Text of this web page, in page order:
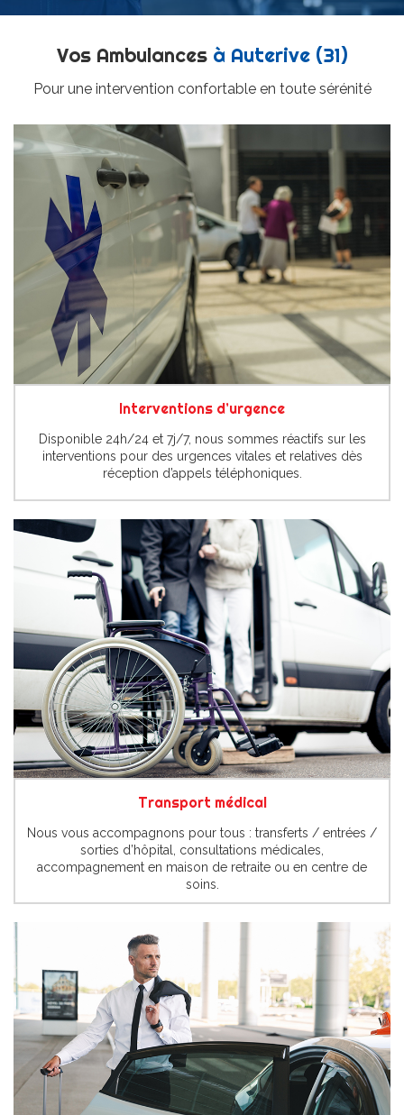
Vos Ambulances à Auterive (31)
Pour une intervention confortable en toute sérénité
Interventions d’urgence
Disponible 24h/24 et 7j/7, nous sommes réactifs sur les
interventions pour des urgences vitales et relatives dès
réception d’appels téléphoniques.
Transport médical
Nous vous accompagnons pour tous : transferts / entrées /
sorties d’hôpital, consultations médicales,
accompagnement en maison de retraite ou en centre de
soins.